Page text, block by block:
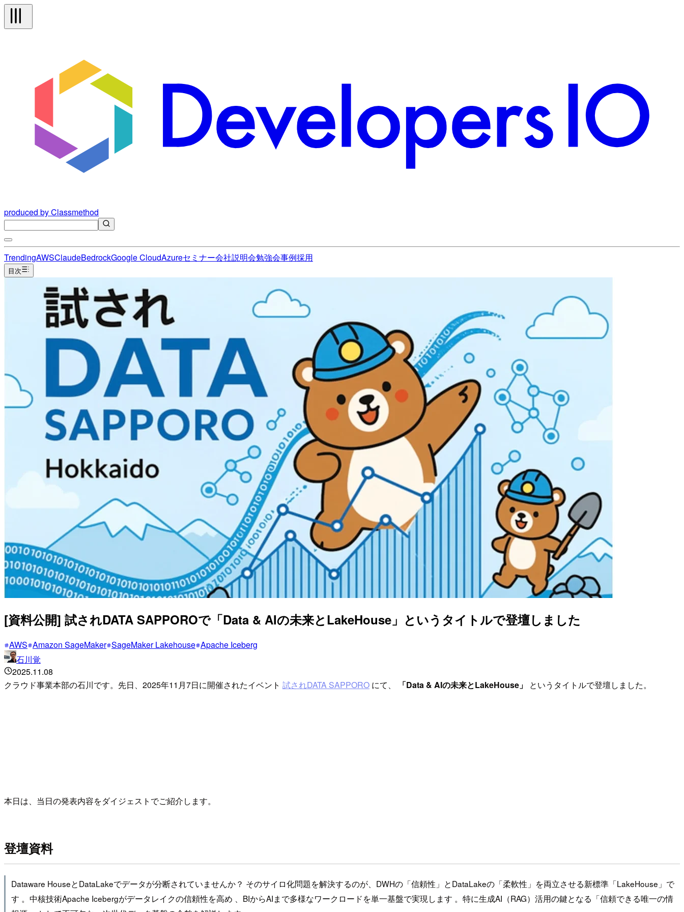
produced by Classmethod
TrendingAWSClaudeBedrockGoogle CloudAzureセミナー会社説明会勉強会事例採用
目次
[資料公開] 試されDATA SAPPOROで「Data & AIの未来とLakeHouse」というタイトルで登壇しました
AWS Amazon SageMaker SageMaker Lakehouse Apache Iceberg
石川覚
2025.11.08
クラウド事業本部の石川です。先日、2025年11月7日に開催されたイベント 試されDATA SAPPORO にて、 「Data & AIの未来とLakeHouse」 というタイトルで登壇しました。
本日は、当日の発表内容をダイジェストでご紹介します。
登壇資料
Dataware HouseとDataLakeでデータが分断されていませんか？ そのサイロ化問題を解決するのが、DWHの「信頼性」とDataLakeの「柔軟性」を両立させる新標準「LakeHouse」で
す 。中核技術Apache Icebergがデータレイクの信頼性を高め 、BIからAIまで多様なワークロードを単一基盤で実現します 。特に生成AI（RAG）活用の鍵となる「信頼できる唯一の情